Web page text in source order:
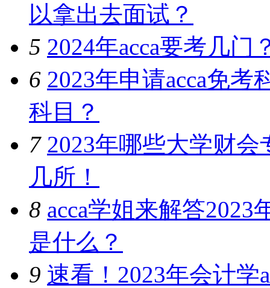
以拿出去面试？
5 2024年acca要考几门
6 2023年申请acca免
科目？
7 2023年哪些大学财
几所！
8 acca学姐来解答2023
是什么？
9 速看！2023年会计学